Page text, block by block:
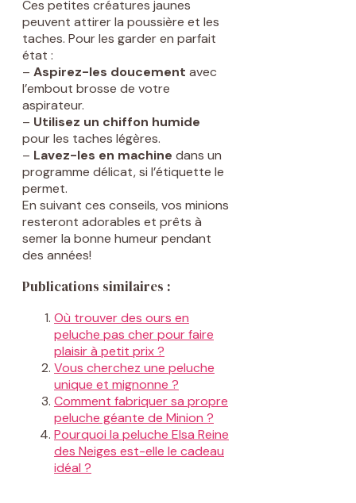
Ces petites créatures jaunes
peuvent attirer la poussière et les
taches. Pour les garder en parfait
état :
– Aspirez-les doucement avec
l’embout brosse de votre
aspirateur.
– Utilisez un chiffon humide
pour les taches légères.
– Lavez-les en machine dans un
programme délicat, si l’étiquette le
permet.
En suivant ces conseils, vos minions
resteront adorables et prêts à
semer la bonne humeur pendant
des années!
Publications similaires :
Où trouver des ours en
peluche pas cher pour faire
plaisir à petit prix ?
Vous cherchez une peluche
unique et mignonne ?
Comment fabriquer sa propre
peluche géante de Minion ?
Pourquoi la peluche Elsa Reine
des Neiges est-elle le cadeau
idéal ?